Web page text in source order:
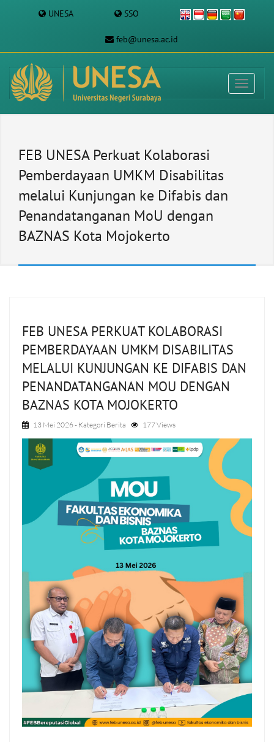
UNESA SSO
feb@unesa.ac.id
FEB UNESA Perkuat Kolaborasi
Pemberdayaan UMKM Disabilitas
melalui Kunjungan ke Difabis dan
Penandatanganan MoU dengan
BAZNAS Kota Mojokerto
FEB UNESA PERKUAT KOLABORASI
PEMBERDAYAAN UMKM DISABILITAS
MELALUI KUNJUNGAN KE DIFABIS DAN
PENANDATANGANAN MOU DENGAN
BAZNAS KOTA MOJOKERTO
13 Mei 2026- Kategori Berita 177 Views